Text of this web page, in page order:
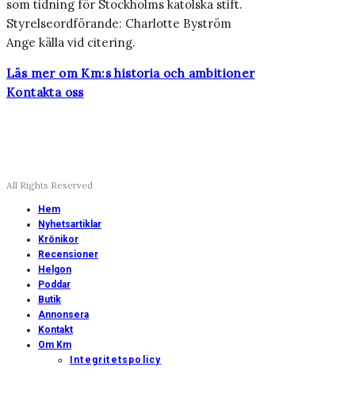
som tidning för Stockholms katolska stift.
Styrelseordförande: Charlotte Byström
Ange källa vid citering.
Läs mer om Km:s historia och ambitioner
Kontakta oss
All Rights Reserved
Hem
Nyhetsartiklar
Krönikor
Recensioner
Helgon
Poddar
Butik
Annonsera
Kontakt
Om Km
Integritetspolicy